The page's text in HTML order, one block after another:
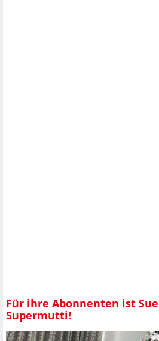
Für ihre Abonnenten ist
Supermutti!